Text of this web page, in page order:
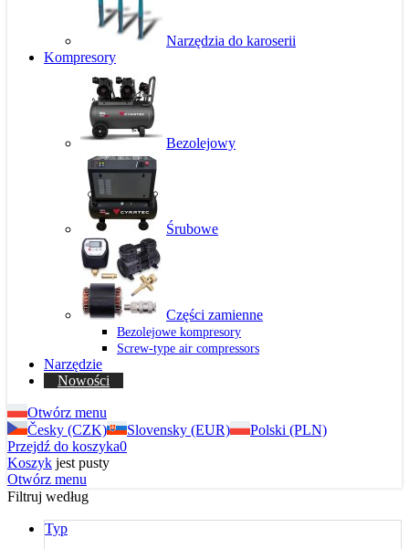
Narzędzia do karoserii
Kompresory
Bezolejowy
Śrubowe
Części zamienne
Bezolejowe kompresory
Screw-type air compressors
Narzędzie
Nowości
Otwórz menu
Česky (CZK)
Slovensky (EUR)
Polski (PLN)
Przejdź do koszyka0
Koszyk jest pusty
Otwórz menu
Filtruj według
Typ